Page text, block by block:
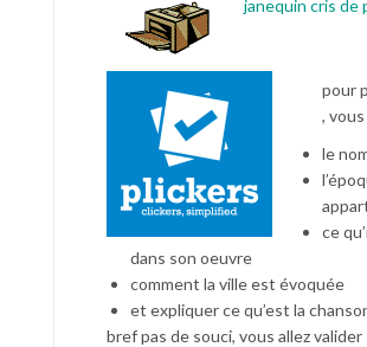
janequin cris de
pour
,
le
ce
dans son oeuvre
comment la ville est évoquée
et expliquer ce qu’est la
bref pas de souci, vous allez valider